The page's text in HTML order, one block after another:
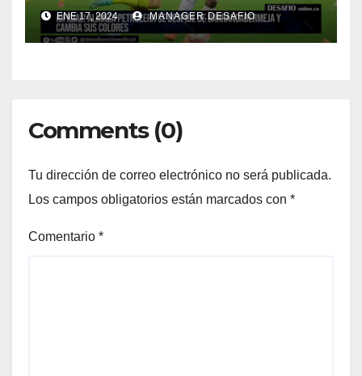
ENE 17, 2024 MANAGER.DESAFIO
Comments (0)
Tu dirección de correo electrónico no será publicada.
Los campos obligatorios están marcados con *
Comentario *